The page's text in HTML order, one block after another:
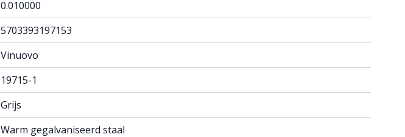
0.010000
5703393197153
Vinuovo
19715-1
Grijs
Warm gegalvaniseerd staal